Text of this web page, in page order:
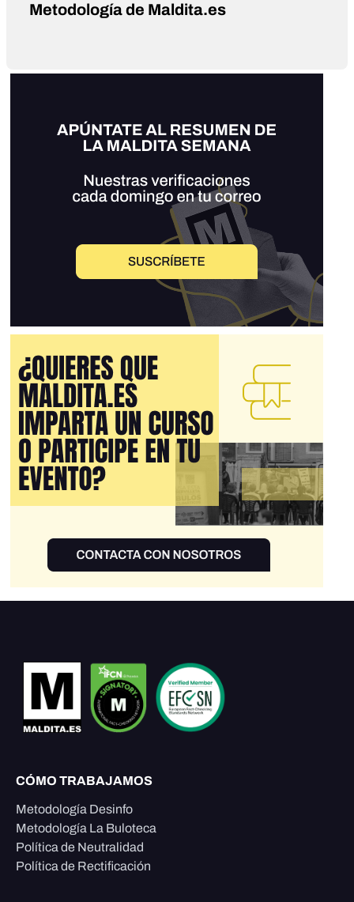
Metodología de Maldita.es
CÓMO TRABAJAMOS
Metodología Desinfo
Metodología La Buloteca
Política de Neutralidad
Política de Rectificación